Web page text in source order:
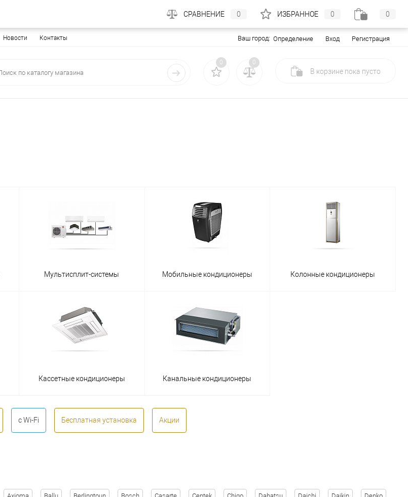
Новости Контакты Ваш город: Определение Вход Регистрация
0 0
В корзине пока пусто
Мультисплит-системы Мобильные кондиционеры Колонные кондиционеры
Кассетные кондиционеры Канальные кондиционеры
с Wi-Fi Бесплатная установка Акции
СРАВНЕНИЕ 0 ИЗБРАННОЕ 0 0